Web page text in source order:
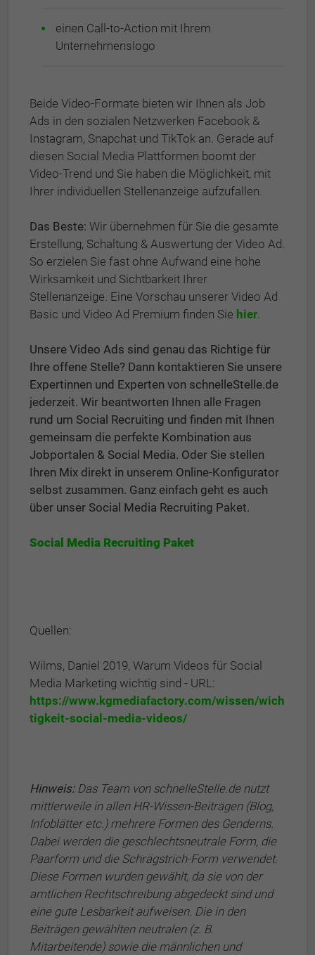
einen Call-to-Action mit Ihrem
Unternehmenslogo
Beide Video-Formate bieten wir Ihnen als Job
Ads in den sozialen Netzwerken Facebook &
Instagram, Snapchat und TikTok an. Gerade auf
diesen Social Media Plattformen boomt der
Video-Trend und Sie haben die Möglichkeit, mit
Ihrer individuellen Stellenanzeige aufzufallen.
Das Beste: Wir übernehmen für Sie die gesamte
Erstellung, Schaltung & Auswertung der Video Ad.
So erzielen Sie fast ohne Aufwand eine hohe
Wirksamkeit und Sichtbarkeit Ihrer
Stellenanzeige. Eine Vorschau unserer Video Ad
Basic und Video Ad Premium finden Sie hier.
Unsere Video Ads sind genau das Richtige für
Ihre offene Stelle? Dann kontaktieren Sie unsere
Expertinnen und Experten von schnelleStelle.de
jederzeit. Wir beantworten Ihnen alle Fragen
rund um Social Recruiting und finden mit Ihnen
gemeinsam die perfekte Kombination aus
Jobportalen & Social Media. Oder Sie stellen
Ihren Mix direkt in unserem Online-Konfigurator
selbst zusammen. Ganz einfach geht es auch
über unser Social Media Recruiting Paket.
Social Media Recruiting Paket
Quellen:
Wilms, Daniel 2019, Warum Videos für Social
Media Marketing wichtig sind - URL:
https://www.kgmediafactory.com/wissen/wich
tigkeit-social-media-videos/
Hinweis: Das Team von schnelleStelle.de nutzt
mittlerweile in allen HR-Wissen-Beiträgen (Blog,
Infoblätter etc.) mehrere Formen des Genderns.
Dabei werden die geschlechtsneutrale Form, die
Paarform und die Schrägstrich-Form verwendet.
Diese Formen wurden gewählt, da sie von der
amtlichen Rechtschreibung abgedeckt sind und
eine gute Lesbarkeit aufweisen. Die in den
Beiträgen gewählten neutralen (z. B.
Mitarbeitende) sowie die männlichen und